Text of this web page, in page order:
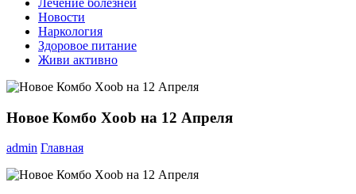
Лечение болезней
Новости
Наркология
Здоровое питание
Живи активно
Новое Комбо Xoob на 12 Апреля
admin Главная